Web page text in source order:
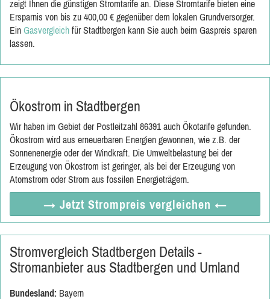
zeigt Ihnen die günstigen Stromtarife an. Diese Stromtarife bieten eine
Ersparnis von bis zu 400,00 € gegenüber dem lokalen Grundversorger.
Ein Gasvergleich für Stadtbergen kann Sie auch beim Gaspreis sparen
lassen.
Ökostrom in Stadtbergen
Wir haben im Gebiet der Postleitzahl 86391 auch Ökotarife gefunden.
Ökostrom wird aus erneuerbaren Energien gewonnen, wie z.B. der
Sonnenenergie oder der Windkraft. Die Umweltbelastung bei der
Erzeugung von Ökostrom ist geringer, als bei der Erzeugung von
Atomstrom oder Strom aus fossilen Energieträgern.
→ Jetzt Strompreis vergleichen ←
Stromvergleich Stadtbergen Details -
Stromanbieter aus Stadtbergen und Umland
Bundesland: Bayern